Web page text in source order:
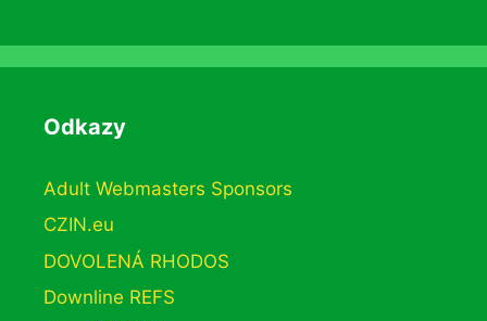
Odkazy
Adult Webmasters Sponsors
CZIN.eu
DOVOLENÁ RHODOS
Downline REFS